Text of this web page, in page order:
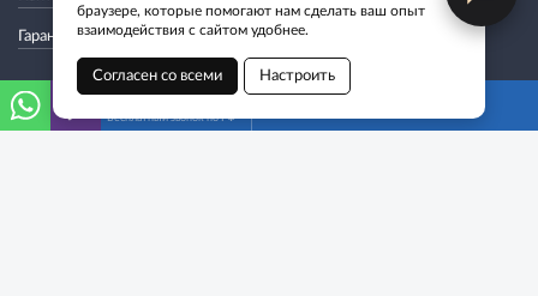
Гарантии
О нас +7-916-269-8866
Бесплатный звонок по РФ
браузере, которые помогают нам сделать ваш опыт
взаимодействия с сайтом удобнее.
Согласен со всеми Настроить